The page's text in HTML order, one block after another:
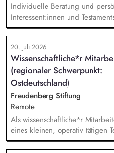
Individuelle Beratung und
Interessent:innen und
per E-Mail sowie bei
Weiterentwicklung des
Journeys – von der Lead-
zur individuellen Förder:innen-
Planung, Steuerung und
Nachlass-Mailings oder
Durchführung von analogen
20. Juli 2026
Wissenschaftliche*r
(regionaler Schwerpunkt:
Ostdeutschland)
Freudenberg Stiftung
Remote
Als wissenschaftliche*r
eines kleinen, operativ tätigen
klaren Programmatik langfristig